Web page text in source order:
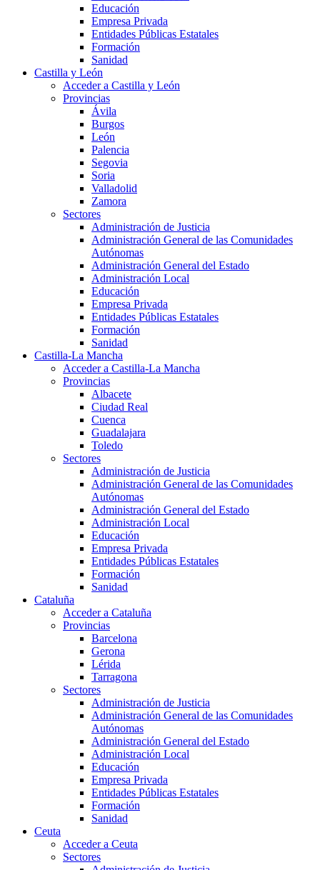
Educación
Empresa Privada
Entidades Públicas Estatales
Formación
Sanidad
Castilla y León
Acceder a Castilla y León
Provincias
Ávila
Burgos
León
Palencia
Segovia
Soria
Valladolid
Zamora
Sectores
Administración de Justicia
Administración General de las Comunidades
Autónomas
Administración General del Estado
Administración Local
Educación
Empresa Privada
Entidades Públicas Estatales
Formación
Sanidad
Castilla-La Mancha
Acceder a Castilla-La Mancha
Provincias
Albacete
Ciudad Real
Cuenca
Guadalajara
Toledo
Sectores
Administración de Justicia
Administración General de las Comunidades
Autónomas
Administración General del Estado
Administración Local
Educación
Empresa Privada
Entidades Públicas Estatales
Formación
Sanidad
Cataluña
Acceder a Cataluña
Provincias
Barcelona
Gerona
Lérida
Tarragona
Sectores
Administración de Justicia
Administración General de las Comunidades
Autónomas
Administración General del Estado
Administración Local
Educación
Empresa Privada
Entidades Públicas Estatales
Formación
Sanidad
Ceuta
Acceder a Ceuta
Sectores